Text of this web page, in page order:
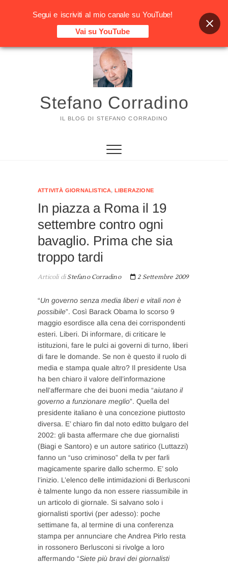
Vai
Stefano Corradino
IL BLOG DI STEFANO CORRADINO
ATTIVITÀ GIORNALISTICA, LIBERAZIONE
In piazza a Roma il 19
settembre contro ogni
bavaglio. Prima che sia
troppo tardi
Articoli diStefano Corradino 2 Settembre 2009
“Un governo senza media liberi e vitali non è
possibile”. Così Barack Obama lo scorso 9
maggio esordisce alla cena dei corrispondenti
esteri. Liberi. Di informare, di criticare le
istituzioni, fare le pulci ai governi di turno, liberi
di fare le domande. Se non è questo il ruolo di
media e stampa quale altro? Il presidente Usa
ha ben chiaro il valore dell’informazione
nell’affermare che dei buoni media “aiutano il
governo a funzionare meglio”. Quella del
presidente italiano è una concezione piuttosto
diversa. E’ chiaro fin dal noto editto bulgaro del
2002: gli basta affermare che due giornalisti
(Biagi e Santoro) e un autore satirico (Luttazzi)
fanno un “uso criminoso” della tv per farli
magicamente sparire dallo schermo. E’ solo
l’inizio. L’elenco delle intimidazioni di Berlusconi
è talmente lungo da non essere riassumibile in
un articolo di giornale. Si salvano solo i
giornalisti sportivi (per adesso): poche
settimane fa, al termine di una conferenza
stampa per annunciare che Andrea Pirlo resta
in rossonero Berlusconi si rivolge a loro
affermando “Siete più bravi dei giornalisti
Segui e iscriviti al mio canale su YouTube!
Vai su YouTube